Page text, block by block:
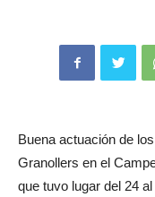
Buena actuación de
Granollers en el
que tuvo lugar del 24